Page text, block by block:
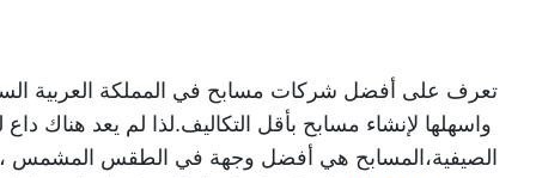
تعرف على أفضل شركات مسابح في المملكة العربية
الصيفية،المسابح هي أفضل وجهة في الطقس المشمس